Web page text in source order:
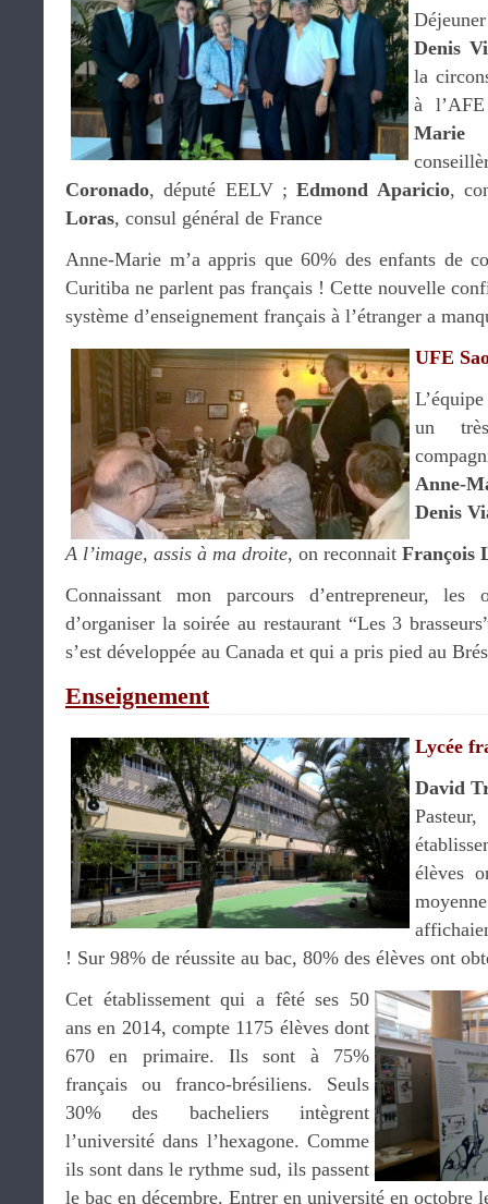
Denis
la
à
Marie
Coronado, député EELV ;Edmond Aparicio,
Loras, consul général de France
Anne-Marie m’a appris que 60% des enfants de
Curitiba ne parlent pas français ! Cette nouvelle
système d’enseignement français à l’étranger a
UFE
un
Anne-
Denis
A l’image, assis à ma droite, on reconnait François
Connaissant mon parcours d’entrepreneur, les
d’organiser la soirée au restaurant “Les 3
s’est développée au Canada et qui a pris pied au
Enseignement
Lycée
David
élèves
! Sur 98% de réussite au bac, 80% des élèves ont
Cet établissement qui a fêté ses 50
ans en 2014, compte 1175 élèves dont
670 en primaire. Ils sont à 75%
français ou franco-brésiliens. Seuls
30% des bacheliers intègrent
l’université dans l’hexagone. Comme
ils sont dans le rythme sud, ils passent
le bac en décembre. Entrer en université en octobre